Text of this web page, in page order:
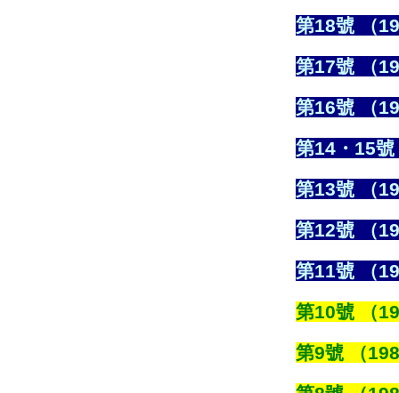
第18號 （
第17號 （
第16號 （
第14・15
第13號 （
第12號 （
第11號 （
第10號 （
第9號 （